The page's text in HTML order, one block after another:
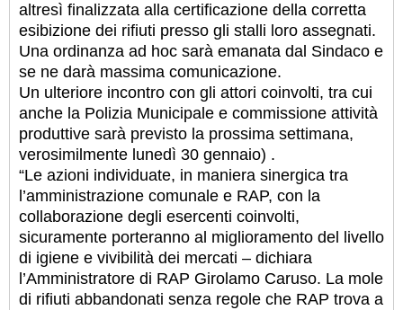
altresì finalizzata alla certificazione della corretta
esibizione dei rifiuti presso gli stalli loro assegnati.
Una ordinanza ad hoc sarà emanata dal Sindaco e
se ne darà massima comunicazione.
Un ulteriore incontro con gli attori coinvolti, tra cui
anche la Polizia Municipale e commissione attività
produttive sarà previsto la prossima settimana,
verosimilmente lunedì 30 gennaio) .
“Le azioni individuate, in maniera sinergica tra
l’amministrazione comunale e RAP, con la
collaborazione degli esercenti coinvolti,
sicuramente porteranno al miglioramento del livello
di igiene e vivibilità dei mercati – dichiara
l’Amministratore di RAP Girolamo Caruso. La mole
di rifiuti abbandonati senza regole che RAP trova a